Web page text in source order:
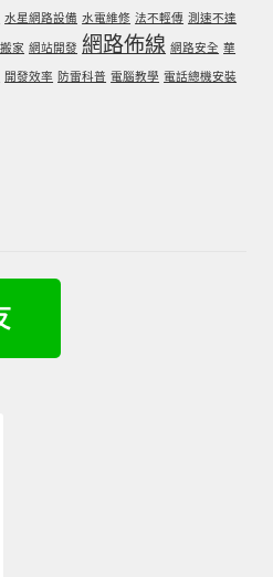
水星網路設備 水電維修 法不輕傳 測速不達
家 網站開發 網路佈線 網路安全 華
開發效率 防雷科普 電腦教學 電話總機安裝